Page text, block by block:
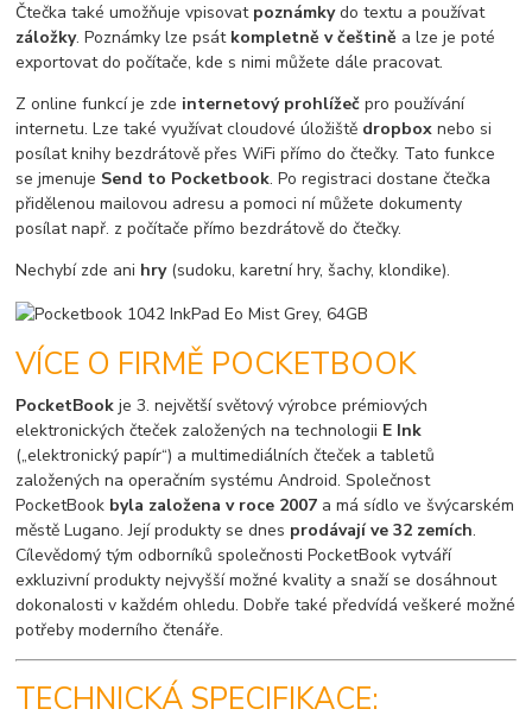
Čtečka také umožňuje vpisovat poznámkydo textu a používat
záložky. Poznámky lze psát kompletně v češtině a lze je poté
exportovat do počítače, kde s nimi můžete dále pracovat.
Z online funkcí je zde internetový prohlížeč pro používání
internetu. Lze také využívat cloudové úložiště dropbox nebo si
posílat knihy bezdrátově přes WiFi přímo do čtečky. Tato funkce
se jmenuje Send to Pocketbook. Po registraci dostane čtečka
přidělenou mailovou adresu a pomoci ní můžete dokumenty
posílat např. z počítače přímo bezdrátově do čtečky.
Nechybí zde ani hry(sudoku, karetní hry, šachy, klondike).
VÍCE O FIRMĚ POCKETBOOK
PocketBook je 3. největší světový výrobce prémiových
elektronických čteček založených na technologii E Ink
(„elektronický papír“) a multimediálních čteček a tabletů
založených na operačním systému Android. Společnost
PocketBook byla založena v roce 2007 a má sídlo ve švýcarském
městě Lugano. Její produkty se dnes prodávají ve 32 zemích.
Cílevědomý tým odborníků společnosti PocketBook vytváří
exkluzivní produkty nejvyšší možné kvality a snaží se dosáhnout
dokonalosti v každém ohledu. Dobře také předvídá veškeré možné
potřeby moderního čtenáře.
TECHNICKÁ SPECIFIKACE: